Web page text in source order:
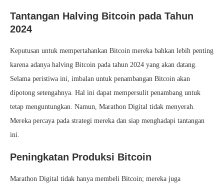
Tantangan Halving Bitcoin pada Tahun
2024
Keputusan untuk mempertahankan Bitcoin mereka bahkan lebih penting
karena adanya halving Bitcoin pada tahun 2024 yang akan datang.
Selama peristiwa ini, imbalan untuk penambangan Bitcoin akan
dipotong setengahnya. Hal ini dapat mempersulit penambang untuk
tetap menguntungkan. Namun, Marathon Digital tidak menyerah.
Mereka percaya pada strategi mereka dan siap menghadapi tantangan
ini.
Peningkatan Produksi Bitcoin
Marathon Digital tidak hanya membeli Bitcoin; mereka juga